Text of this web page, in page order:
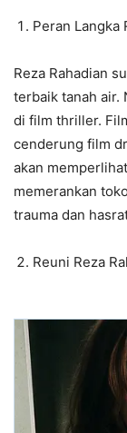
Peran Langka
Reza Rahadian
terbaik tanah air.
di film thriller.
cenderung film
akan
memerankan
trauma dan
Reuni Reza